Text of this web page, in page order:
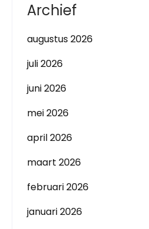
Archief
augustus 2026
juli 2026
juni 2026
mei 2026
april 2026
maart 2026
februari 2026
januari 2026